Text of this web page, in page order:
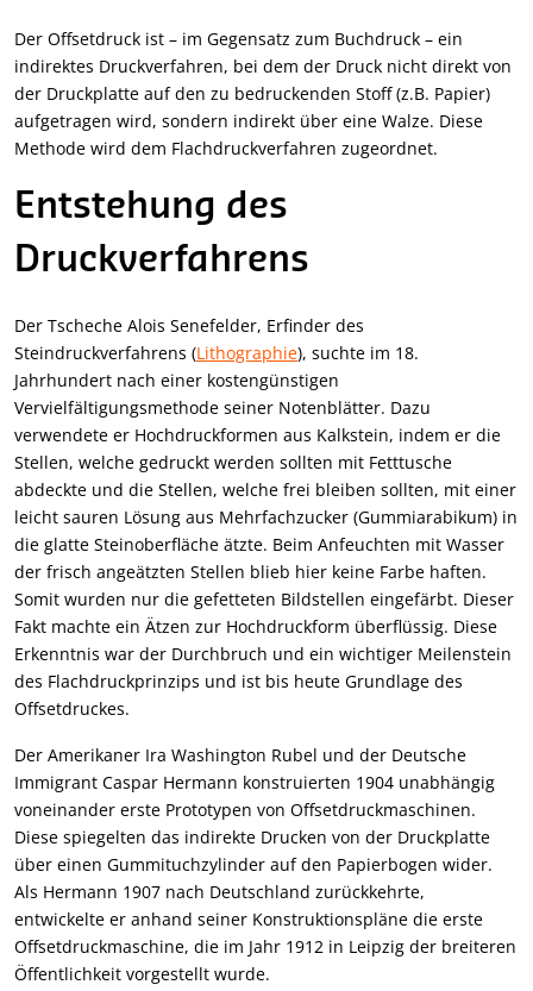
Der Offsetdruck ist – im Gegensatz zum Buchdruck – ein
indirektes Druckverfahren, bei dem der Druck nicht direkt von
der Druckplatte auf den zu bedruckenden Stoff (z.B. Papier)
aufgetragen wird, sondern indirekt über eine Walze. Diese
Methode wird dem Flachdruckverfahren zugeordnet.
Entstehung des
Druckverfahrens
Der Tscheche Alois Senefelder, Erfinder des
Steindruckverfahrens (Lithographie), suchte im 18.
Jahrhundert nach einer kostengünstigen
Vervielfältigungsmethode seiner Notenblätter. Dazu
verwendete er Hochdruckformen aus Kalkstein, indem er die
Stellen, welche gedruckt werden sollten mit Fetttusche
abdeckte und die Stellen, welche frei bleiben sollten, mit einer
leicht sauren Lösung aus Mehrfachzucker (Gummiarabikum) in
die glatte Steinoberfläche ätzte. Beim Anfeuchten mit Wasser
der frisch angeätzten Stellen blieb hier keine Farbe haften.
Somit wurden nur die gefetteten Bildstellen eingefärbt. Dieser
Fakt machte ein Ätzen zur Hochdruckform überflüssig. Diese
Erkenntnis war der Durchbruch und ein wichtiger Meilenstein
des Flachdruckprinzips und ist bis heute Grundlage des
Offsetdruckes.
Der Amerikaner Ira Washington Rubel und der Deutsche
Immigrant Caspar Hermann konstruierten 1904 unabhängig
voneinander erste Prototypen von Offsetdruckmaschinen.
Diese spiegelten das indirekte Drucken von der Druckplatte
über einen Gummituchzylinder auf den Papierbogen wider.
Als Hermann 1907 nach Deutschland zurückkehrte,
entwickelte er anhand seiner Konstruktionspläne die erste
Offsetdruckmaschine, die im Jahr 1912 in Leipzig der breiteren
Öffentlichkeit vorgestellt wurde.